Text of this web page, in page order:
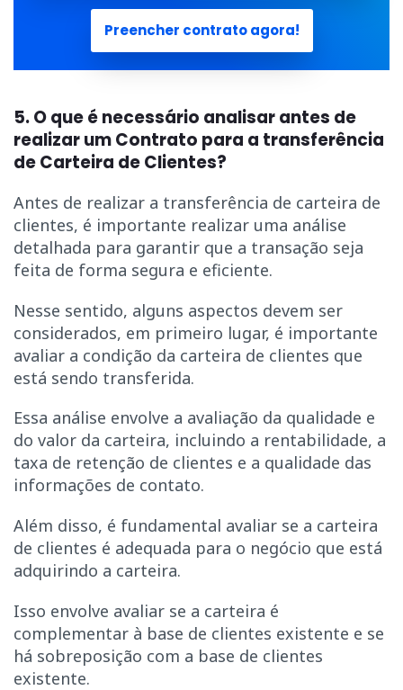
Preencher contrato agora!
5. O que é necessário analisar antes de
realizar um Contrato para a transferência
de Carteira de Clientes?
Antes de realizar a transferência de carteira de
clientes, é importante realizar uma análise
detalhada para garantir que a transação seja
feita de forma segura e eficiente.
Nesse sentido, alguns aspectos devem ser
considerados, em primeiro lugar, é importante
avaliar a condição da carteira de clientes que
está sendo transferida.
Essa análise envolve a avaliação da qualidade e
do valor da carteira, incluindo a rentabilidade, a
taxa de retenção de clientes e a qualidade das
informações de contato.
Além disso, é fundamental avaliar se a carteira
de clientes é adequada para o negócio que está
adquirindo a carteira.
Isso envolve avaliar se a carteira é
complementar à base de clientes existente e se
há sobreposição com a base de clientes
existente.